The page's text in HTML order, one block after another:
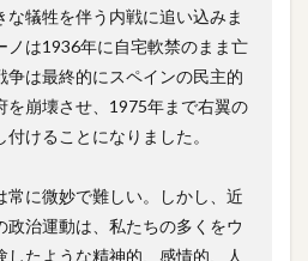
な犠牲を伴う内戦に追い込みま
ノは1936年に自宅軟禁のまま亡
争は最終的にスペインの民主的
を崩壊させ、1975年まで右翼の
けることになりました。
常に微妙で難しい。しかし、近
政治運動は、私たちの多くをウ
したような精神的、感情的、人